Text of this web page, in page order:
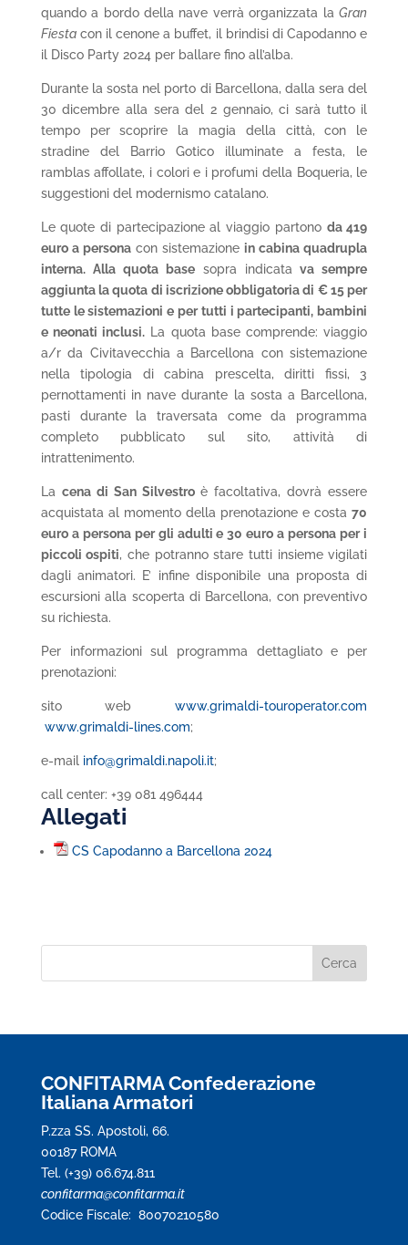
quando a bordo della nave verrà organizzata laGran
Fiestacon il cenone a buffet, il brindisi di Capodanno e
il Disco Party 2024 per ballare fino all’alba.
Durante la sosta nel porto di Barcellona, dalla sera del
30 dicembre alla sera del 2 gennaio, ci sarà tutto il
tempo per scoprire la magia della città, con le
stradine del Barrio Gotico illuminate a festa, le
ramblas affollate, i colori e i profumi della Boqueria, le
suggestioni del modernismo catalano.
Le quote di partecipazione al viaggio partono da 419
euro a personacon sistemazione in cabina quadrupla
interna. Alla quota base sopra indicata va sempre
aggiunta la quota di iscrizione obbligatoria di € 15 per
tutte le sistemazioni e per tutti i partecipanti, bambini
e neonati inclusi. La quota base comprende: viaggio
a/r da Civitavecchia a Barcellona con sistemazione
nella tipologia di cabina prescelta, diritti fissi, 3
pernottamenti in nave durante la sosta a Barcellona,
pasti durante la traversata come da programma
completo pubblicato sul sito, attività di
intrattenimento.
La cena di San Silvestroè facoltativa, dovrà essere
acquistata al momento della prenotazione e costa70
euro a persona per gli adulti e 30 euro a persona per i
piccoli ospiti, che potranno stare tutti insieme vigilati
dagli animatori. E’ infine disponibile una proposta di
escursioni alla scoperta di Barcellona, con preventivo
su richiesta.
Per informazioni sul programma dettagliato e per
prenotazioni:
sito webwww.grimaldi-touroperator.com
www.grimaldi-lines.com;
e-mail info@grimaldi.napoli.it;
call center: +39 081 496444
Allegati
CS Capodanno a Barcellona 2024
CONFITARMA Confederazione
Italiana Armatori
P.zza SS. Apostoli, 66.
00187 ROMA
Tel. (+39) 06.674.811
confitarma@confitarma.it
Codice Fiscale: 80070210580